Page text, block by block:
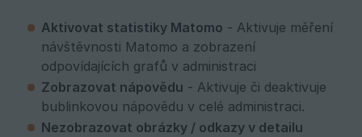
Aktivovat statistiky Matomo - Aktivuje měření
návštěvnosti Matomo a zobrazení
odpovídajících grafů v administraci
Zobrazovat nápovědu - Aktivuje či deaktivuje
bublinkovou nápovědu v celé administraci.
Nezobrazovat obrázky / odkazy v detailu